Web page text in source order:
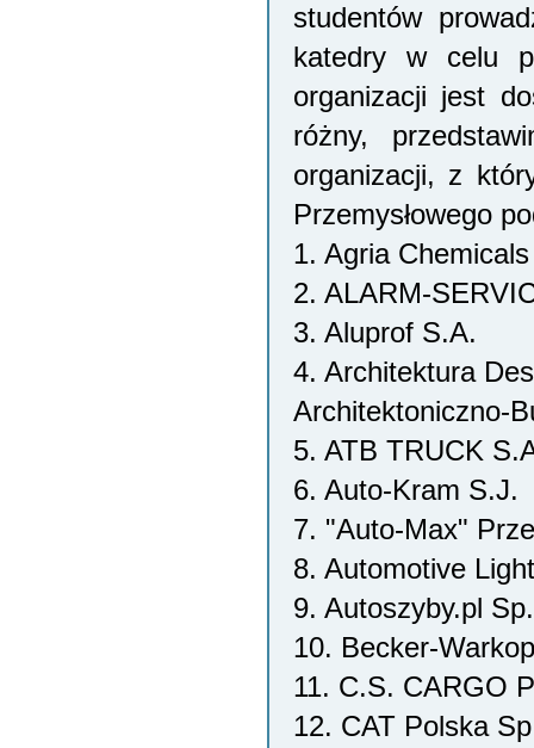
studentów
katedry w celu
organizacji jest
różny,
organizacji, z
Przemysłowego
1. Agria
2. ALARM-
3. Aluprof S.A.
4. Architektura
Architektoniczno-
5. ATB TRUCK
6. Auto-Kram S.J.
7. "Auto-Max"
8. Automotive
9. Autoszyby.pl
10. Becker-
11. C.S. CARGO
12. CAT Polska